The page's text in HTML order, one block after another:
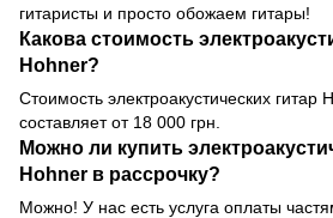
гитаристы и просто обожаем гитары!
Какова стоимость
Hohner?
Стоимость электроакустических
составляет от 18 000 грн.
Можно ли купить
Hohner в рассрочку?
Можно! У нас есть услуга оплаты